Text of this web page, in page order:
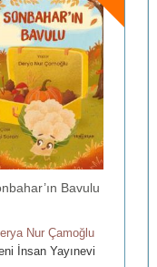
Bavulu
Nur Çamoğlu
İnsan Yayınevi